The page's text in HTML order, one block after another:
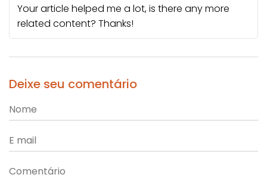
Your article helped me a lot, is there any more
related content? Thanks!
Deixe seu comentário